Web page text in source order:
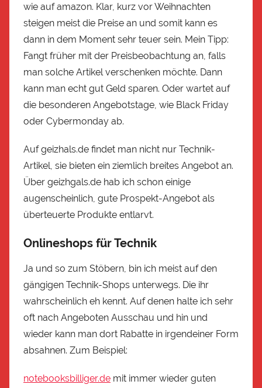
wie auf amazon. Klar, kurz vor Weihnachten
steigen meist die Preise an und somit kann es
dann in dem Moment sehr teuer sein. Mein Tipp:
Fangt früher mit der Preisbeobachtung an, falls
man solche Artikel verschenken möchte. Dann
kann man echt gut Geld sparen. Oder wartet auf
die besonderen Angebotstage, wie Black Friday
oder Cybermonday ab.
Auf geizhals.de findet man nicht nur Technik-
Artikel, sie bieten ein ziemlich breites Angebot an.
Über geizhgals.de hab ich schon einige
augenscheinlich, gute Prospekt-Angebot als
überteuerte Produkte entlarvt.
Onlineshops für Technik
Ja und so zum Stöbern, bin ich meist auf den
gängigen Technik-Shops unterwegs. Die ihr
wahrscheinlich eh kennt. Auf denen halte ich sehr
oft nach Angeboten Ausschau und hin und
wieder kann man dort Rabatte in irgendeiner Form
absahnen. Zum Beispiel:
notebooksbilliger.de mit immer wieder guten